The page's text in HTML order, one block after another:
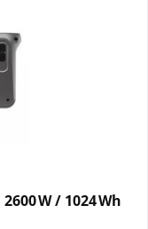
W / 1024 Wh